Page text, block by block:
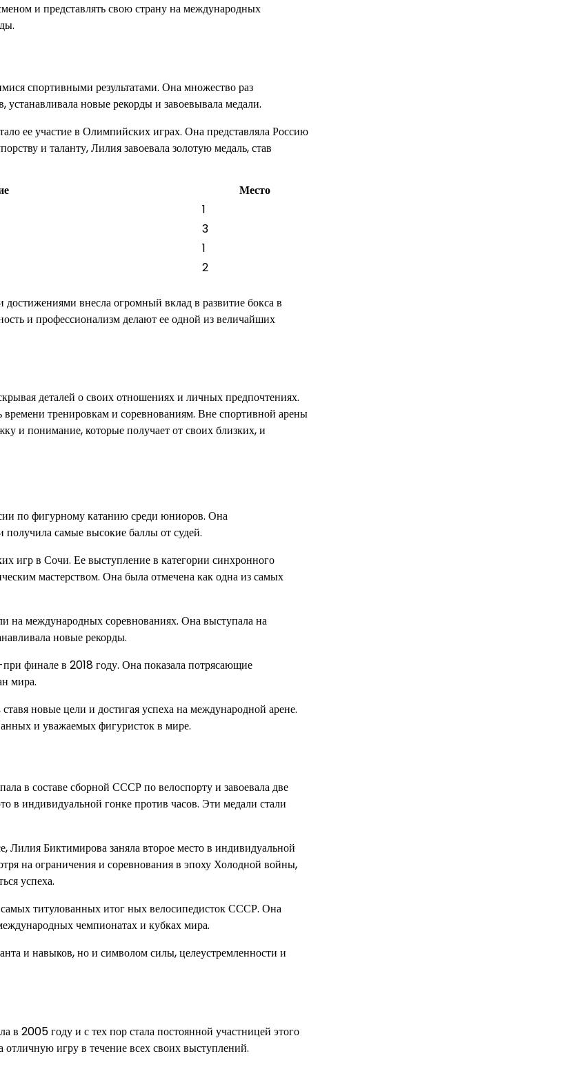
и представлять свою страну на международных
спортивными результатами. Она множество раз
новые рекорды и завоевывала медали.
ее участие в Олимпийских играх. Она представляла Россию
и таланту, Лилия завоевала золотую медаль, став
Место
1
3
1
2
внесла огромный вклад в развитие бокса в
и профессионализм делают ее одной из величайших
деталей о своих отношениях и личных предпочтениях.
тренировкам и соревнованиям. Вне спортивной арены
и понимание, которые получает от своих близких, и
по фигурному катанию среди юниоров. Она
самые высокие баллы от судей.
игр в Сочи. Ее выступление в категории синхронного
мастерством. Она была отмечена как одна из самых
на международных соревнованиях. Она выступала на
новые рекорды.
финале в 2018 году. Она показала потрясающие
мира.
новые цели и достигая успеха на международной арене.
и уважаемых фигуристок в мире.
в составе сборной СССР по велоспорту и завоевала две
в индивидуальной гонке против часов. Эти медали стали
Биктимирова заняла второе место в индивидуальной
на ограничения и соревнования в эпоху Холодной войны,
успеха.
самых титулованных итог ных велосипедисток СССР. Она
чемпионатах и кубках мира.
и навыков, но и символом силы, целеустремленности и
2005 году и с тех пор стала постоянной участницей этого
отличную игру в течение всех своих выступлений.